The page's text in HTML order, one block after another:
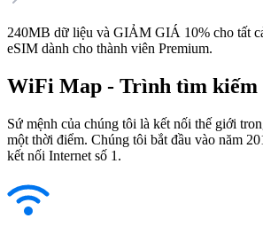
240MB dữ liệu và GIẢM GIÁ 10% cho tất
eSIM dành cho thành viên Premium.
WiFi Map - Trình tìm kiếm
Sứ mệnh của chúng tôi là kết nối thế giới
một thời điểm. Chúng tôi bắt đầu vào năm
kết nối Internet số 1.